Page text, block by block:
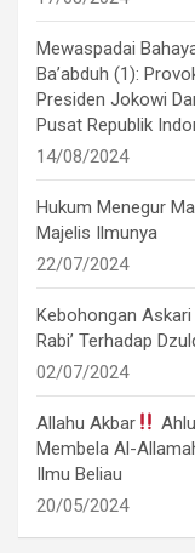
Mewaspadai
Ba’abduh (1):
Presiden Jokowi
Pusat Republik
14/08/2024
Hukum Menegur
Majelis Ilmunya
22/07/2024
Kebohongan
Rabi’ Terhadap
02/07/2024
Allahu Akbar
Membela Al-
Ilmu Beliau
20/05/2024